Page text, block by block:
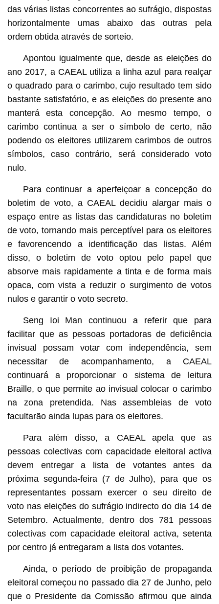
das várias listas concorrentes ao sufrágio, dispostas
horizontalmente umas abaixo das outras pela
ordem obtida através de sorteio.
Apontou igualmente que, desde as eleições do
ano 2017, a CAEAL utiliza a linha azul para realçar
o quadrado para o carimbo, cujo resultado tem sido
bastante satisfatório, e as eleições do presente ano
manterá esta concepção. Ao mesmo tempo, o
carimbo continua a ser o símbolo de certo, não
podendo os eleitores utilizarem carimbos de outros
símbolos, caso contrário, será considerado voto
nulo.
Para continuar a aperfeiçoar a concepção do
boletim de voto, a CAEAL decidiu alargar mais o
espaço entre as listas das candidaturas no boletim
de voto, tornando mais perceptível para os eleitores
e favorencendo a identificação das listas. Além
disso, o boletim de voto optou pelo papel que
absorve mais rapidamente a tinta e de forma mais
opaca, com vista a reduzir o surgimento de votos
nulos e garantir o voto secreto.
Seng Ioi Man continuou a referir que para
facilitar que as pessoas portadoras de deficiência
invisual possam votar com independência, sem
necessitar de acompanhamento, a CAEAL
continuará a proporcionar o sistema de leitura
Braille, o que permite ao invisual colocar o carimbo
na zona pretendida. Nas assembleias de voto
facultarão ainda lupas para os eleitores.
Para além disso, a CAEAL apela que as
pessoas colectivas com capacidade eleitoral activa
devem entregar a lista de votantes antes da
próxima segunda-feira (7 de Julho), para que os
representantes possam exercer o seu direito de
voto nas eleições do sufrágio indirecto do dia 14 de
Setembro. Actualmente, dentro dos 781 pessoas
colectivas com capacidade eleitoral activa, setenta
por centro já entregaram a lista dos votantes.
Ainda, o período de proibição de propaganda
eleitoral começou no passado dia 27 de Junho, pelo
que o Presidente da Comissão afirmou que ainda